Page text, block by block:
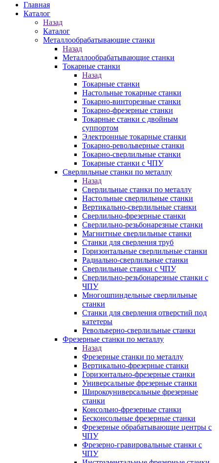
Главная
Каталог
Назад
Каталог
Металлообрабатывающие станки
Назад
Металлообрабатывающие станки
Токарные станки
Назад
Токарные станки
Настольные токарные станки
Токарно-винторезные станки
Токарно-фрезерные станки
Токарные станки с двойным
суппортом
Электронные токарные станки
Токарно-револьверные станки
Токарно-сверлильные станки
Токарные станки с ЧПУ
Сверлильные станки по металлу
Назад
Сверлильные станки по металлу
Настольные сверлильные станки
Вертикально-сверлильные станки
Сверлильно-фрезерные станки
Сверлильно-резьбонарезные станки
Магнитные сверлильные станки
Станки для сверления труб
Горизонтальные сверлильные станки
Радиально-сверлильные станки
Сверлильные станки с ЧПУ
Сверлильно-резьбонарезные станки с
ЧПУ
Многошпиндельные сверлильные
станки
Станки для сверления отверстий под
катетеры
Револьверно-сверлильные станки
Фрезерные станки по металлу
Назад
Фрезерные станки по металлу
Вертикально-фрезерные станки
Горизонтально-фрезерные станки
Универсальные фрезерные станки
Широкоуниверсальные фрезерные
станки
Консольно-фрезерные станки
Бесконсольные фрезерные станки
Фрезерные обрабатывающие центры с
ЧПУ
Фрезерно-гравировальные станки с
ЧПУ